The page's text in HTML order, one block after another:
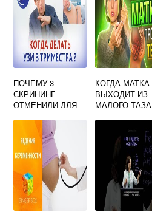
ПОЧЕМУ 3
СКРИНИНГ
ОТМЕНИЛИ ДЛЯ
КОГДА МАТКА
ВЫХОДИТ ИЗ
МАЛОГО ТАЗА